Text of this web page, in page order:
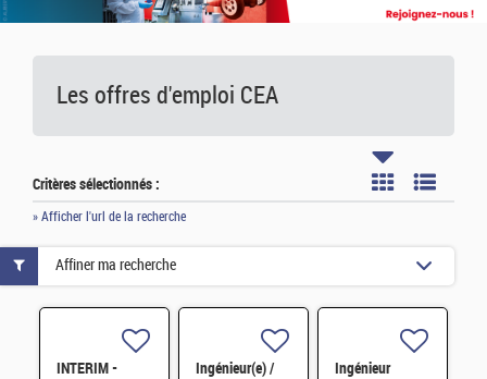
Les offres d'emploi CEA
Critères sélectionnés :
» Afficher l'url de la recherche
INTERIM -
Ingénieur(e) /
Ingénieur
Affiner ma recherche